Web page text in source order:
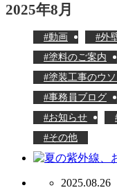
2025年8月
動画 外
塗料のご案内
塗装工事のウ
事務員ブログ
お知らせ
その他
2025.08.26